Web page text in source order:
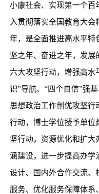
小康社会、实现第一个百
入贯彻落实全国教育大
年，是全面推进高水平特
坚之年、奋进之年，发
六大攻坚行动，增强高水
识”导航、“四个自信”强
思想政治工作创优攻坚行
行动，博士学位授予单位
坚行动，资源优化和扩大
涵建设，进一步提高办学
设计、国内外合作交流、
服务、优化服务保障体系